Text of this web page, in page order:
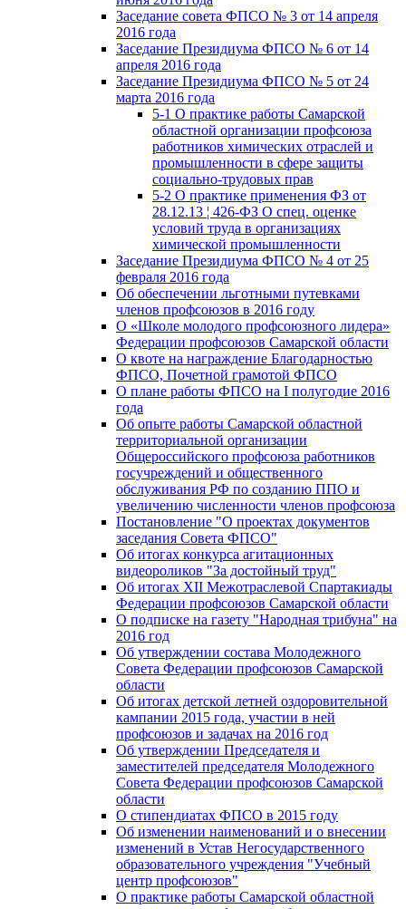
Заседание совета ФПСО № 3 от 14 апреля
2016 года
Заседание Президиума ФПСО № 6 от 14
апреля 2016 года
Заседание Президиума ФПСО № 5 от 24
марта 2016 года
5-1 О практике работы Самарской
областной организации профсоюза
работников химических отраслей и
промышленности в сфере защиты
социально-трудовых прав
5-2 О практике применения ФЗ от
28.12.13 ¦ 426-ФЗ О спец. оценке
условий труда в организациях
химической промышленности
Заседание Президиума ФПСО № 4 от 25
февраля 2016 года
Об обеспечении льготными путевками
членов профсоюзов в 2016 году
О «Школе молодого профсоюзного лидера»
Федерации профсоюзов Самарской области
О квоте на награждение Благодарностью
ФПСО, Почетной грамотой ФПСО
О плане работы ФПСО на I полугодие 2016
года
Об опыте работы Самарской областной
территориальной организации
Общероссийского профсоюза работников
госучреждений и общественного
обслуживания РФ по созданию ППО и
увеличению численности членов профсоюза
Постановление "О проектах документов
заседания Совета ФПСО"
Об итогах конкурса агитационных
видеороликов "За достойный труд"
Об итогах XII Межотраслевой Спартакиады
Федерации профсоюзов Самарской области
О подписке на газету "Народная трибуна" на
2016 год
Об утверждении состава Молодежного
Совета Федерации профсоюзов Самарской
области
Об итогах детской летней оздоровительной
кампании 2015 года, участии в ней
профсоюзов и задачах на 2016 год
Об утверждении Председателя и
заместителей председателя Молодежного
Совета Федерации профсоюзов Самарской
области
О стипендиатах ФПСО в 2015 году
Об изменении наименований и о внесении
изменений в Устав Негосударственного
образовательного учреждения "Учебный
центр профсоюзов"
О практике работы Самарской областной